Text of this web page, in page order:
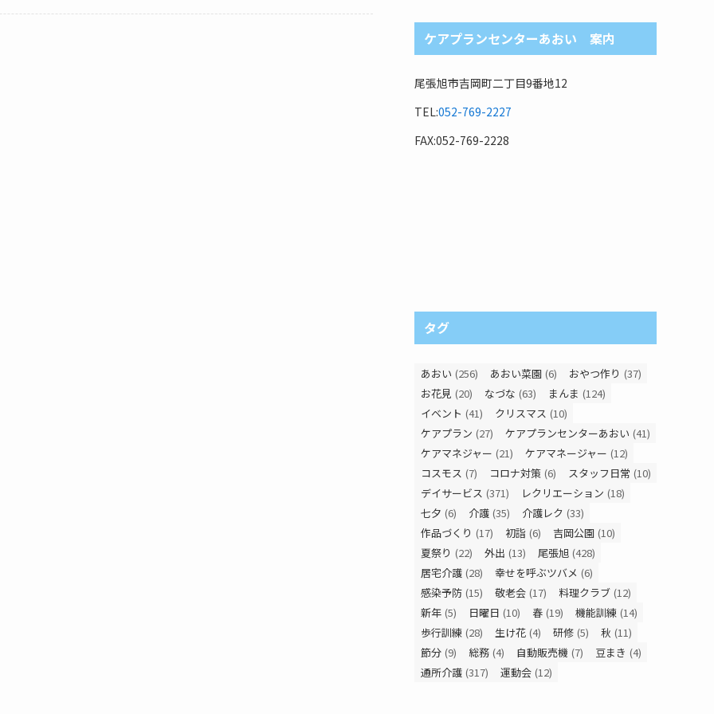
ケアプランセンターあおい 案内
尾張旭市吉岡町二丁目9番地12
TEL:052-769-2227
FAX:052-769-2228
タグ
あおい (256) あおい菜園 (6) おやつ作り (37)
お花見 (20) なづな (63) まんま (124)
イベント (41) クリスマス (10)
ケアプラン (27) ケアプランセンターあおい (41)
ケアマネジャー (21) ケアマネージャー (12)
コスモス (7) コロナ対策 (6) スタッフ日常 (10)
デイサービス (371) レクリエーション (18)
七夕 (6) 介護 (35) 介護レク (33)
作品づくり (17) 初詣 (6) 吉岡公園 (10)
夏祭り (22) 外出 (13) 尾張旭 (428)
居宅介護 (28) 幸せを呼ぶツバメ (6)
感染予防 (15) 敬老会 (17) 料理クラブ (12)
新年 (5) 日曜日 (10) 春 (19) 機能訓練 (14)
歩行訓練 (28) 生け花 (4) 研修 (5) 秋 (11)
節分 (9) 総務 (4) 自動販売機 (7) 豆まき (4)
通所介護 (317) 運動会 (12)